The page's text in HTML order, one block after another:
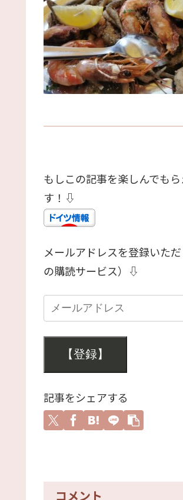
もしこの記事を楽しんでも
す！⇩
メールアドレスを登録いた
の購読サービス）⇩
【登録】
記事をシェアする
コメント